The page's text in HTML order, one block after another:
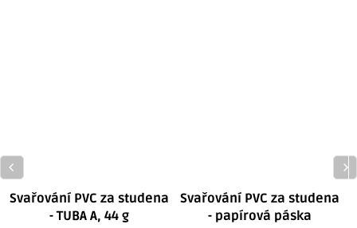
Svařování PVC za studena
- TUBA A, 44 g
Svařování PVC za studena
- papírová páska